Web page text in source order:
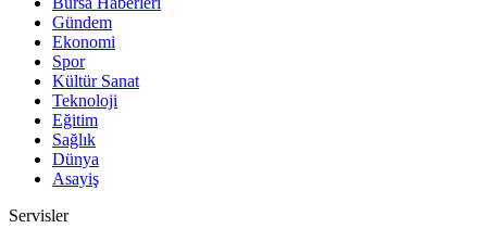
Gündem
Ekonomi
Spor
Kültür Sanat
Teknoloji
Eğitim
Sağlık
Dünya
Asayiş
Servisler